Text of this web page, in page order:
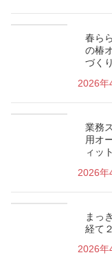
春ら
の椿
づく
2026年
業務
用オ
ィッ
2026年
まっ
経て
2026年